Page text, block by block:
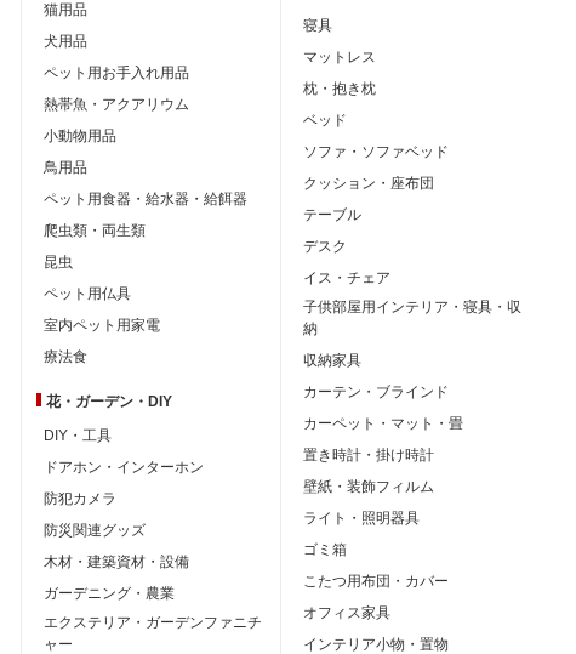
猫用品
犬用品
ペット用お手入れ用品
熱帯魚・アクアリウム
小動物用品
鳥用品
ペット用食器・給水器・給餌器
爬虫類・両生類
昆虫
ペット用仏具
室内ペット用家電
療法食
花・ガーデン・DIY
DIY・工具
ドアホン・インターホン
防犯カメラ
防災関連グッズ
木材・建築資材・設備
ガーデニング・農業
エクステリア・ガーデンファニチ
ャー
寝具
マットレス
枕・抱き枕
ベッド
ソファ・ソファベッド
クッション・座布団
テーブル
デスク
イス・チェア
子供部屋用インテリア・寝具・収
納
収納家具
カーテン・ブラインド
カーペット・マット・畳
置き時計・掛け時計
壁紙・装飾フィルム
ライト・照明器具
ゴミ箱
こたつ用布団・カバー
オフィス家具
インテリア小物・置物